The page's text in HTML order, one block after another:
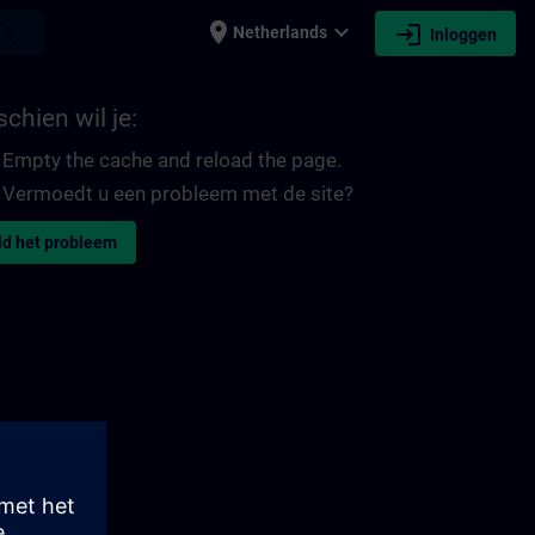
place Netherlands expand_more login Inloggen
wil je:
Empty the cache and reload the page.
Vermoedt u een probleem met de site?
het probleem